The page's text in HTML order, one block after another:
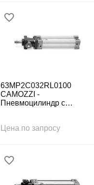
63MP2C032RL0100
CAMOZZI -
Пневмоцилиндр с
Цена по запросу